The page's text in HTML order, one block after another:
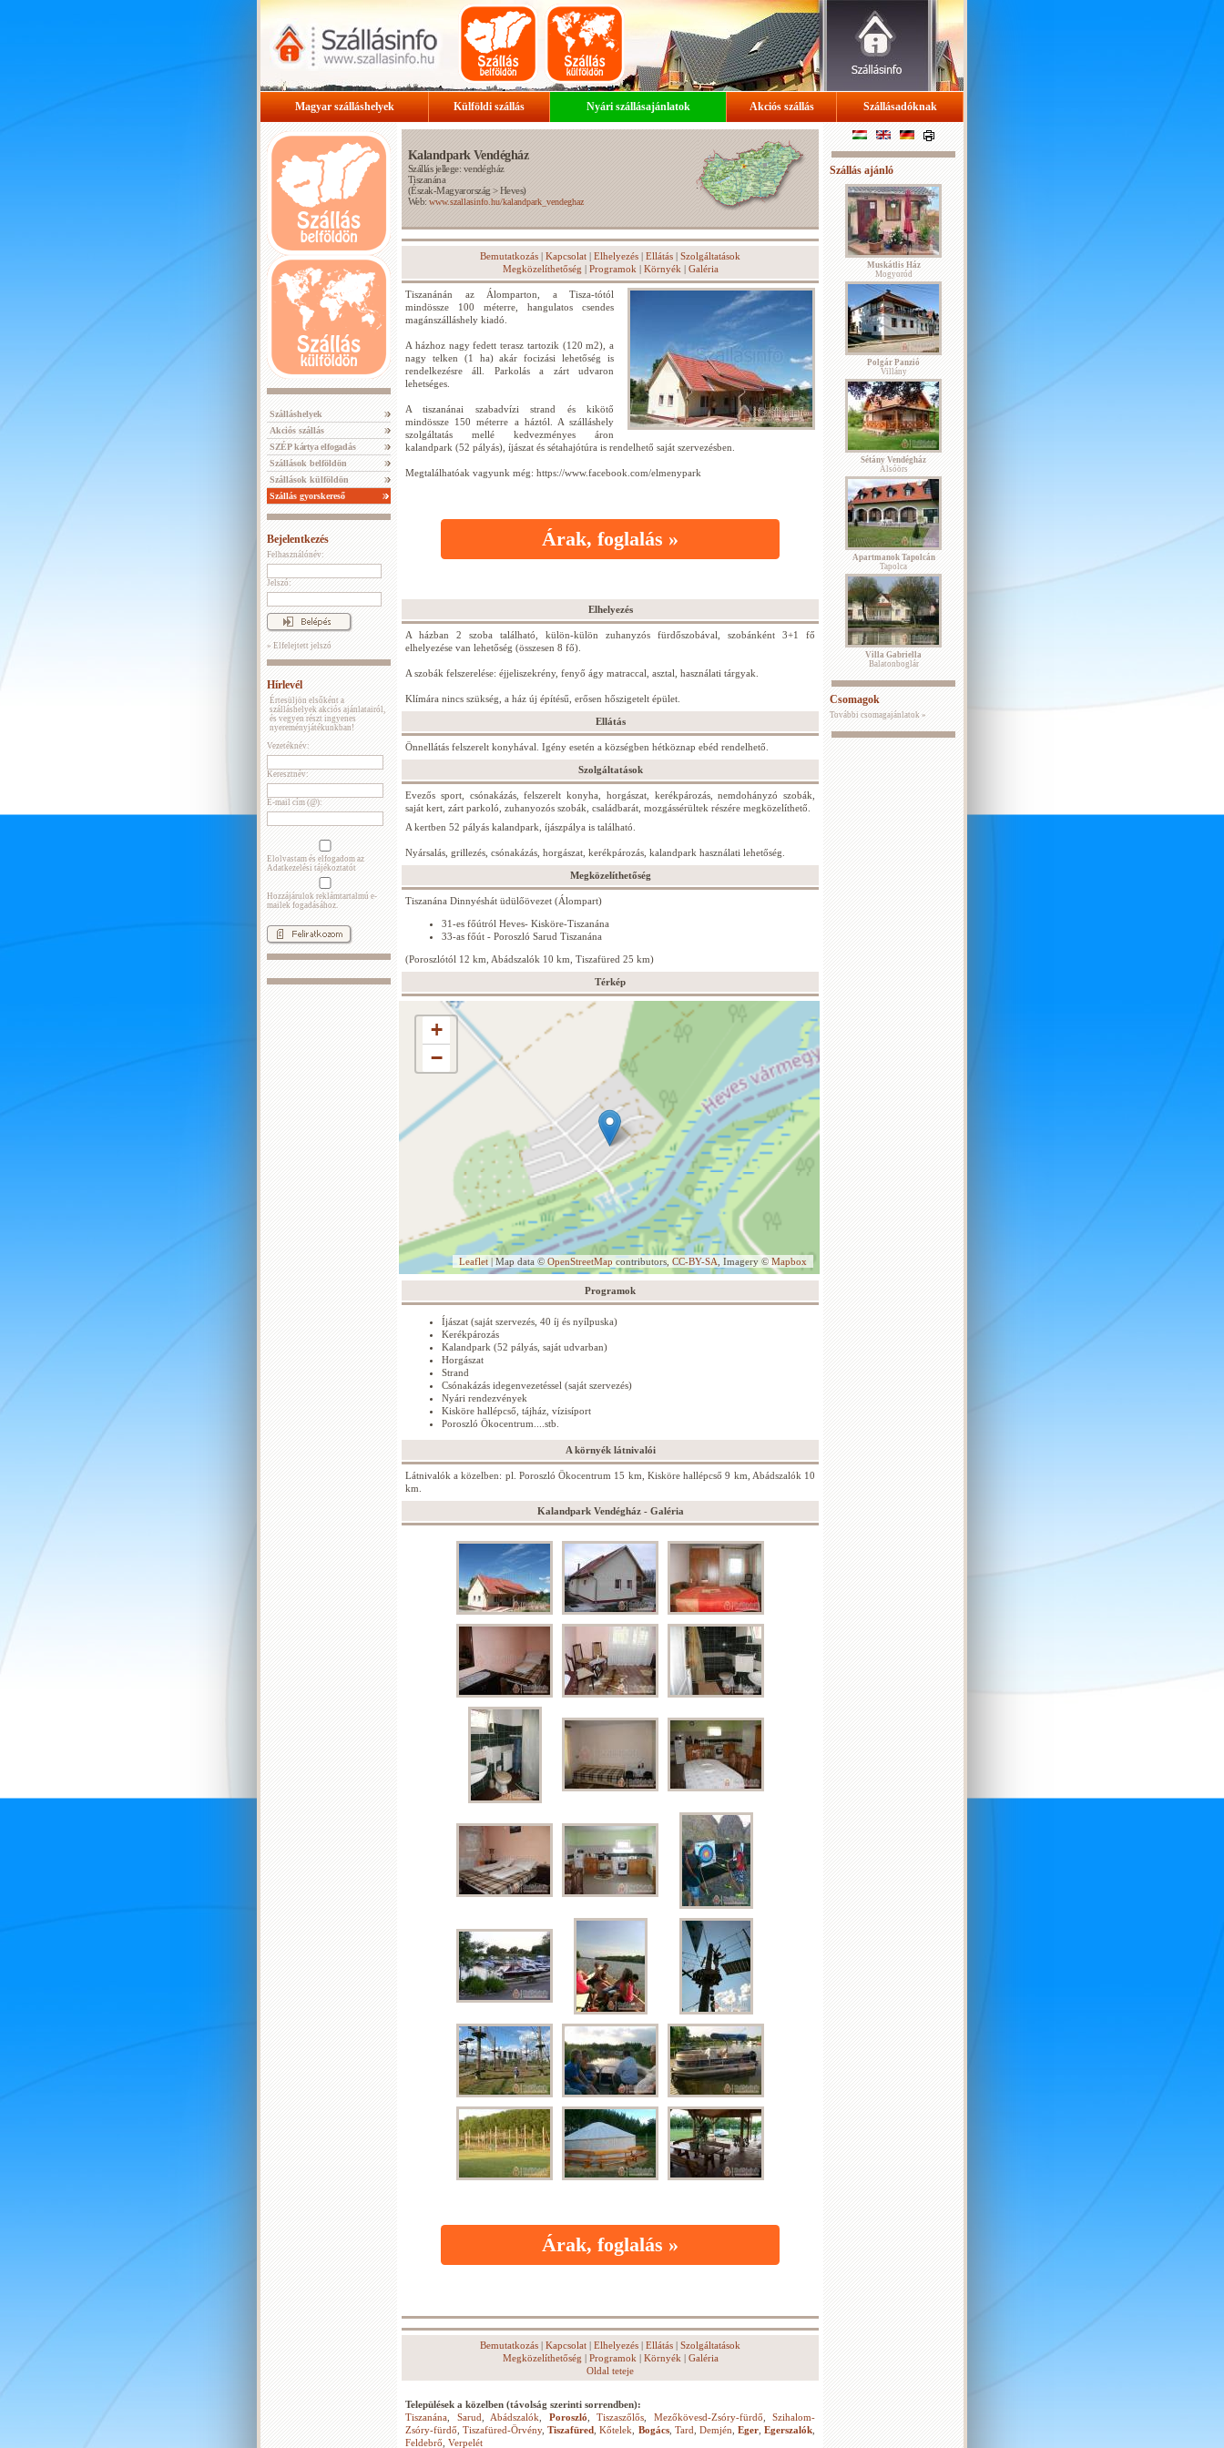
Magyar szálláshelyek Külföldi szállás Nyári szállásajánlatok Akciós szállás Szállásadóknak
Szálláshelyek
Akciós szállás
SZÉP kártya elfogadás
Szállások belföldön
Szállások külföldön
Szállás gyorskereső
Bejelentkezés
Felhasználónév:
Jelszó:
» Elfelejtett jelszó
Hírlevél
Értesüljön elsőként a
szálláshelyek akciós ajánlatairól,
és vegyen részt ingyenes
nyereményjátékunkban!
Vezetéknév:
Keresztnév:
E-mail cím (@):
Elolvastam és elfogadom az
Adatkezelési tájékoztatót
Hozzájárulok reklámtartalmú e-
mailek fogadásához.
Kalandpark Vendégház
Szállás jellege: vendégház
Tiszanána
(Észak-Magyarország >Heves)
Web:www.szallasinfo.hu/kalandpark_vendeghaz
Bemutatkozás | Kapcsolat | Elhelyezés | Ellátás | Szolgáltatások
Megközelíthetőség | Programok | Környék | Galéria
Tiszanánán az Álomparton, a Tisza-tótól
mindössze 100 méterre, hangulatos csendes
magánszálláshely kiadó.
A házhoz nagy fedett terasz tartozik (120 m2), a
nagy telken (1 ha) akár focizási lehetőség is
rendelkezésre áll. Parkolás a zárt udvaron
lehetséges.
A tiszanánai szabadvízi strand és kikötő
mindössze 150 méterre a háztól. A szálláshely
szolgáltatás mellé kedvezményes áron
kalandpark (52 pályás), íjászat és sétahajótúra is rendelhető saját szervezésben.
Megtalálhatóak vagyunk még: https://www.facebook.com/elmenypark
Árak, foglalás »
Elhelyezés
A házban 2 szoba található, külön-külön zuhanyzós fürdőszobával, szobánként 3+1 fő
elhelyezése van lehetőség (összesen 8 fő).
A szobák felszerelése: éjjeliszekrény, fenyő ágy matraccal, asztal, használati tárgyak.
Klímára nincs szükség, a ház új építésű, erősen hőszigetelt épület.
Ellátás
Önnellátás felszerelt konyhával. Igény esetén a községben hétköznap ebéd rendelhető.
Szolgáltatások
Evezős sport, csónakázás, felszerelt konyha, horgászat, kerékpározás, nemdohányzó szobák,
saját kert, zárt parkoló, zuhanyozós szobák, családbarát, mozgássérültek részére megközelíthető.
A kertben 52 pályás kalandpark, íjászpálya is található.
Nyársalás, grillezés, csónakázás, horgászat, kerékpározás, kalandpark használati lehetőség.
Megközelíthetőség
Tiszanána Dinnyéshát üdülőövezet (Álompart)
31-es főútról Heves- Kisköre-Tiszanána
33-as főút - Poroszló Sarud Tiszanána
(Poroszlótól 12 km, Abádszalók 10 km, Tiszafüred 25 km)
Térkép
+
−
Leaflet | Map data © OpenStreetMap contributors, CC-BY-SA , Imagery © Mapbox
Programok
Íjászat (saját szervezés, 40 íj és nyílpuska)
Kerékpározás
Kalandpark (52 pályás, saját udvarban)
Horgászat
Strand
Csónakázás idegenvezetéssel (saját szervezés)
Nyári rendezvények
Kisköre hallépcső, tájház, vízisíport
Poroszló Ökocentrum....stb.
A környék látnivalói
Látnivalók a közelben: pl. Poroszló Ökocentrum 15 km, Kisköre hallépcső 9 km, Abádszalók 10
km.
Kalandpark Vendégház - Galéria
Árak, foglalás »
Bemutatkozás | Kapcsolat | Elhelyezés | Ellátás | Szolgáltatások
Megközelíthetőség | Programok | Környék | Galéria
Oldal teteje
Települések a közelben (távolság szerinti sorrendben):
Tiszanána
Sarud Abádszalók Poroszló Tiszaszőlős Mezőkövesd-Zsóry-fürdő
Szihalom-
Zsóry-fürdő ,Tiszafüred-Örvény,Tiszafüred ,Kőtelek Bogács, Tard Demjén Eger, Egerszalók
Feldebrő Verpelét
Szállás ajánló
Muskátlis Ház
Mogyoród
Polgár Panzió
Villány
Sétány Vendégház
Alsóörs
Apartmanok Tapolcán
Tapolca
Villa Gabriella
Balatonboglár
Csomagok
További csomagajánlatok »